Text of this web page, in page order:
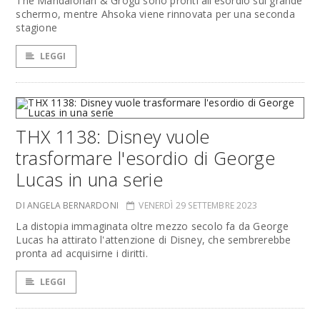
schermo, mentre Ahsoka viene rinnovata per una seconda
stagione
LEGGI
THX 1138: Disney vuole
trasformare l'esordio di George
Lucas in una serie
DI ANGELA BERNARDONI VENERDÌ 29 SETTEMBRE 2023
La distopia immaginata oltre mezzo secolo fa da George
Lucas ha attirato l'attenzione di Disney, che sembrerebbe
pronta ad acquisirne i diritti.
LEGGI